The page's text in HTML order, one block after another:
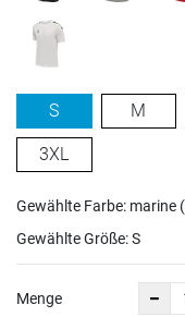
S M
3XL
Gewählte Farbe: marine
Gewählte Größe:S
Menge